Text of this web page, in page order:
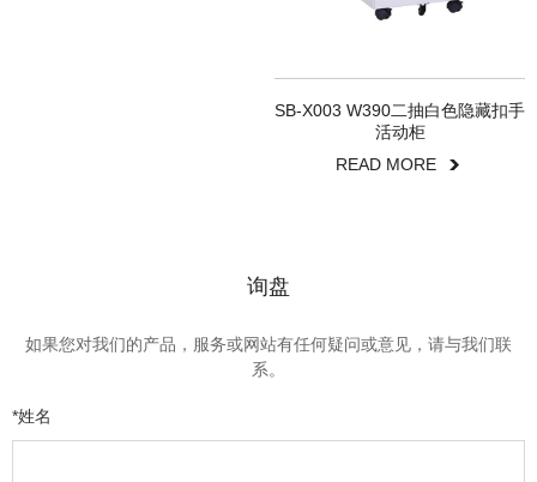
SB-X003 W390二抽白色隐藏扣手
活动柜
READ MORE
询盘
如果您对我们的产品，服务或网站有任何疑问或意见，请与我们联
系。
*姓名